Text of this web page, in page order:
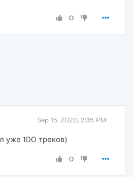
0
Sep 15, 2020, 2:35 PM
уже 100 треков)
0